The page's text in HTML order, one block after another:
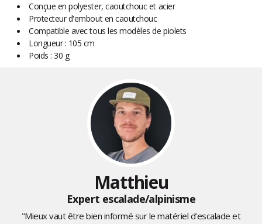
Conçue en polyester, caoutchouc et acier
Protecteur d'embout en caoutchouc
Compatible avec tous les modèles de piolets
Longueur : 105 cm
Poids : 30 g
Matthieu
Expert escalade/alpinisme
"Mieux vaut être bien informé sur le matériel d’escalade et